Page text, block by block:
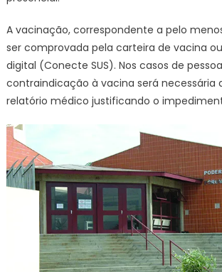
A vacinação, correspondente a pelo
ser comprovada pela carteira de vacina
digital (Conecte SUS). Nos casos de
contraindicação à vacina será necessária
relatório médico justificando o